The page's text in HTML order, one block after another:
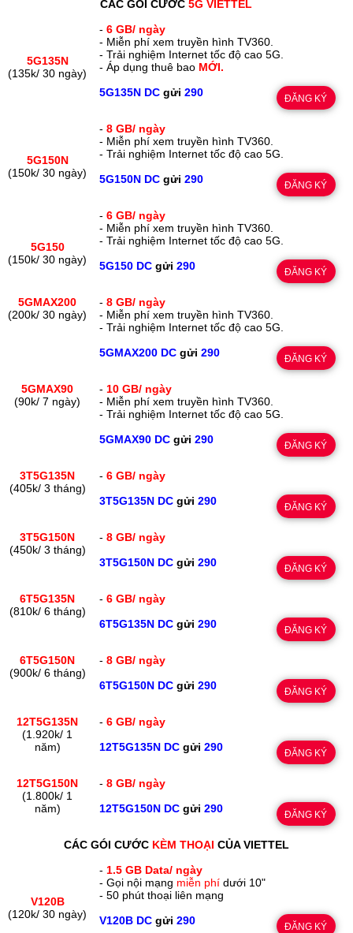
CÁC GÓI CƯỚC5G VIETTEL
5G135N
(135k/ 30 ngày)
-6 GB/ ngày
- Miễn phí xem truyền hình TV360.
- Trải nghiệm Internet tốc độ cao 5G.
- Áp dụng thuê bao MỚI.
5G135N DCgửi 290 ĐĂNG KÝ
5G150N
(150k/ 30 ngày)
-8 GB/ ngày
- Miễn phí xem truyền hình TV360.
- Trải nghiệm Internet tốc độ cao 5G.
5G150N DCgửi 290 ĐĂNG KÝ
5G150
(150k/ 30 ngày)
-6 GB/ ngày
- Miễn phí xem truyền hình TV360.
- Trải nghiệm Internet tốc độ cao 5G.
5G150 DCgửi 290 ĐĂNG KÝ
5GMAX200
(200k/ 30 ngày)
-8 GB/ ngày
- Miễn phí xem truyền hình TV360.
- Trải nghiệm Internet tốc độ cao 5G.
5GMAX200 DCgửi 290 ĐĂNG KÝ
5GMAX90
(90k/ 7 ngày)
- 10 GB/ ngày
- Miễn phí xem truyền hình TV360.
- Trải nghiệm Internet tốc độ cao 5G.
5GMAX90 DCgửi 290 ĐĂNG KÝ
3T5G135N
(405k/ 3 tháng)
-6 GB/ ngày
3T5G135N DCgửi 290 ĐĂNG KÝ
3T5G150N
(450k/ 3 tháng)
-8 GB/ ngày
3T5G150N DCgửi 290 ĐĂNG KÝ
6T5G135N
(810k/ 6 tháng)
-6 GB/ ngày
6T5G135N DCgửi 290 ĐĂNG KÝ
6T5G150N
(900k/ 6 tháng)
-8 GB/ ngày
6T5G150N DCgửi 290 ĐĂNG KÝ
12T5G135N
(1.920k/ 1
năm)
-6 GB/ ngày
12T5G135N DCgửi 290 ĐĂNG KÝ
12T5G150N
(1.800k/ 1
năm)
-8 GB/ ngày
12T5G150N DCgửi 290 ĐĂNG KÝ
CÁC GÓI CƯỚC KÈM THOẠI CỦA VIETTEL
V120B
(120k/ 30 ngày)
- 1.5 GB Data/ ngày
- Gọi nội mạng miễn phídưới 10"
- 50 phút thoại liên mạng
V120B DCgửi 290 ĐĂNG KÝ